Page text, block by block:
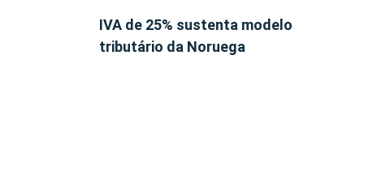
IVA de 25% sustenta modelo
tributário da Noruega